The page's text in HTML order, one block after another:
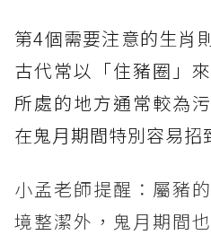
第4個需要注意的生肖
古代常以「住豬圈」
所處的地方通常較為
在鬼月期間特別容易招
小孟老師提醒：屬豬
境整潔外，鬼月期間